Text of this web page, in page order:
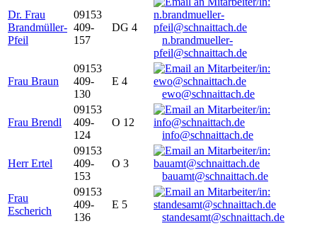
Dr. Frau
Brandmüller-
Pfeil
09153
409-
157
DG 4
n.brandmueller-
pfeil@schnaittach.de
Frau Braun
09153
409-
130
E 4
ewo@schnaittach.de
Frau Brendl
09153
409-
124
O 12
info@schnaittach.de
Herr Ertel
09153
409-
153
O 3
bauamt@schnaittach.de
Frau
Escherich
09153
409-
136
E 5
standesamt@schnaittach.de